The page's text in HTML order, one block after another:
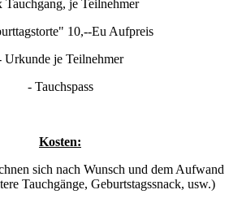
Tauchgang, je Teilnehmer
10,--Eu Aufpreis
Urkunde je Teilnehmer
- Tauchspass
Kosten:
sich nach Wunsch und dem Aufwand
Tauchgänge, Geburtstagssnack, usw.)